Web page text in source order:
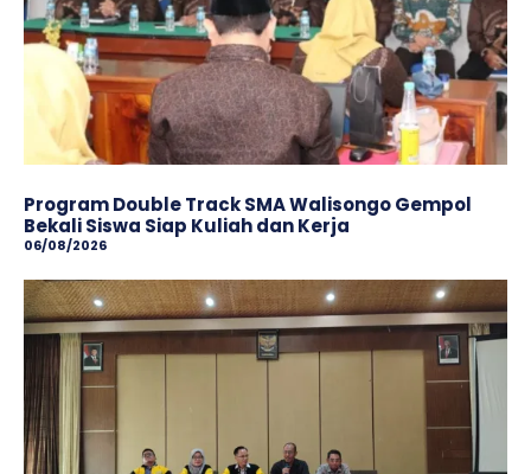
Program Double Track SMA Walisongo Gempol
Bekali Siswa Siap Kuliah dan Kerja
06/08/2026